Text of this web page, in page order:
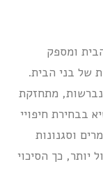
ומספק
של בני הבית.
מתחזקת
בבחירת חיפויי
וסגנונות
יותר, כך הסיכוי